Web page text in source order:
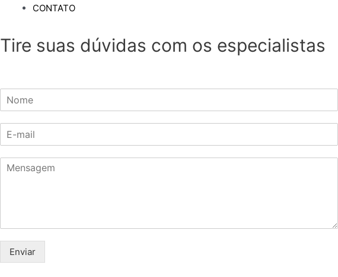
CONTATO
Tire suas dúvidas com os especialistas
Enviar